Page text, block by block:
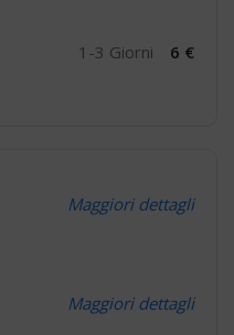
1-3 Giorni 6 €
Maggiori dettagli
Maggiori dettagli